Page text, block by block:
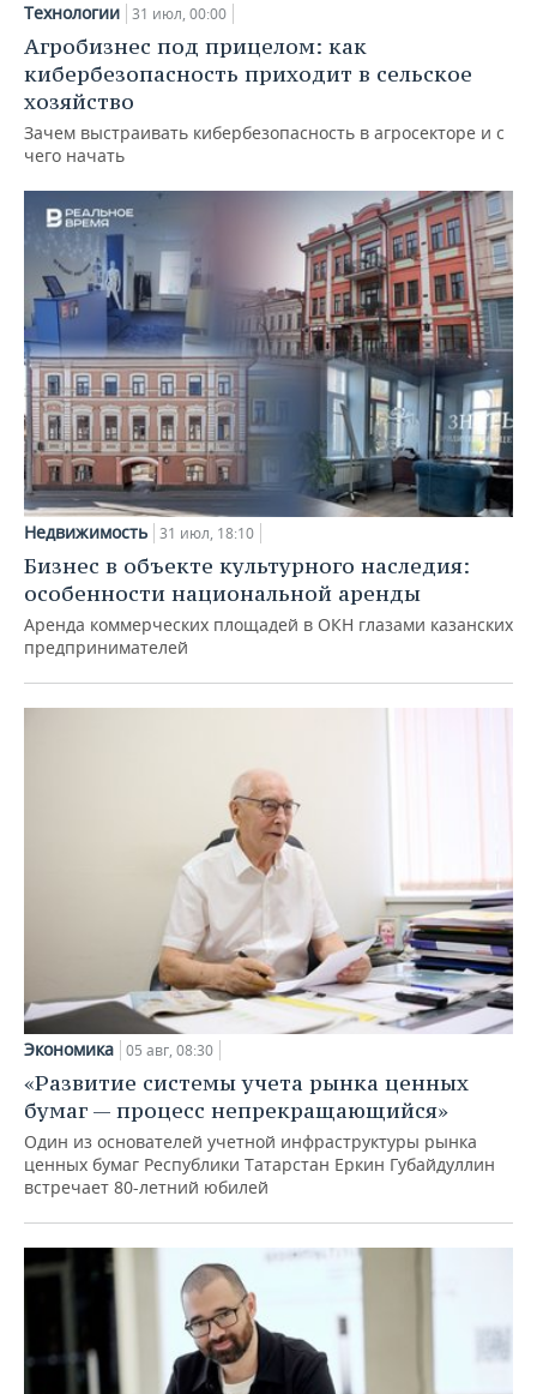
Технологии 31 июл, 00:00
Агробизнес под прицелом: как
кибербезопасность приходит в сельское
хозяйство
Зачем выстраивать кибербезопасность в агросекторе и с
чего начать
Недвижимость 31 июл, 18:10
Бизнес в объекте культурного наследия:
особенности национальной аренды
Аренда коммерческих площадей в ОКН глазами казанских
предпринимателей
Экономика 05 авг, 08:30
«Развитие системы учета рынка ценных
бумаг — процесс непрекращающийся»
Один из основателей учетной инфраструктуры рынка
ценных бумаг Республики Татарстан Еркин Губайдуллин
встречает 80-летний юбилей